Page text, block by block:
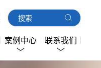
案例中心 联系我们